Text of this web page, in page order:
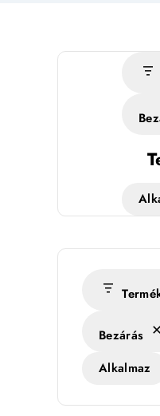
Bezárás
Alkalmaz